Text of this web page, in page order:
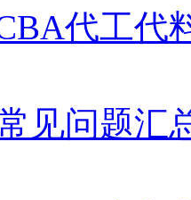
代工代
见问题汇